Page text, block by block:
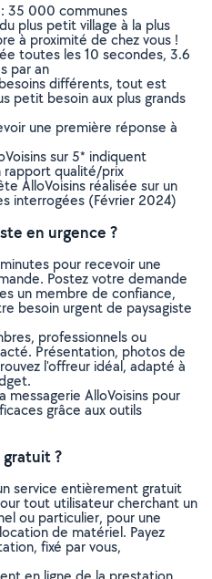
35 000 communes
plus petit village à la plus
à proximité de chez vous !
toutes les 10 secondes, 3.6
par an
différents, tout est
petit besoin aux plus grands
une première réponse à
sur 5* indiquent
rapport qualité/prix
AlloVoisins réalisée sur un
interrogées (Février 2024)
en urgence ?
pour recevoir une
Postez votre demande
un membre de confiance,
besoin urgent de paysagiste
professionnels ou
Présentation, photos de
l'offreur idéal, adapté à
messagerie AlloVoisins pour
grâce aux outils
gratuit ?
service entièrement gratuit
tout utilisateur cherchant un
ou particulier, pour une
de matériel. Payez
fixé par vous,